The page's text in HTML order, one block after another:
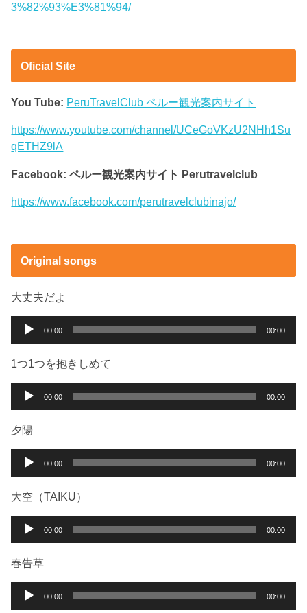
3%82%93%E3%81%94/
Oficial Site
You Tube: PeruTravelClub ペルー観光案内サイト
https://www.youtube.com/channel/UCeGoVKzU2NHh1Su
qETHZ9lA
Facebook: ペルー観光案内サイト Perutravelclub
https://www.facebook.com/perutravelclubinajo/
Original songs
大丈夫だよ
プ
ー
00:00 00:00
1つ1つを抱きしめて
プ
レ
ー
00:00 00:00
夕陽
プ
レ
ー
00:00 00:00
大空（TAIKU）
プ
レ
00:00 00:00
春告草
00:00 00:00